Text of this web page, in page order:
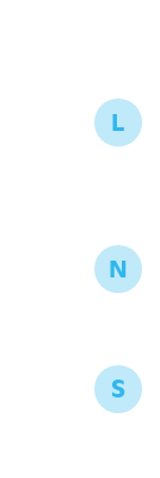
L
N
S